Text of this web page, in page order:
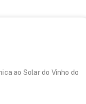
ao Solar do Vinho do